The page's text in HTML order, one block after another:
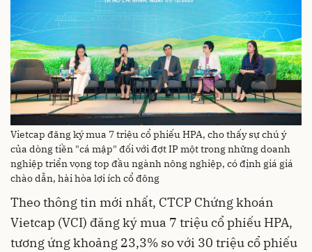
Vietcap đăng ký mua 7 triệu cổ phiếu HPA, cho thấy sự chú ý
của dòng tiền "cá mập" đối với đợt IP một trong những doanh
nghiệp triển vọng top đầu ngành nông nghiệp, có định giá giá
chào dẫn, hài hòa lợi ích cổ đông
Theo thông tin mới nhất, CTCP Chứng khoán
Vietcap (VCI) đăng ký mua 7 triệu cổ phiếu HPA,
tương ứng khoảng 23,3% so với 30 triệu cổ phiếu